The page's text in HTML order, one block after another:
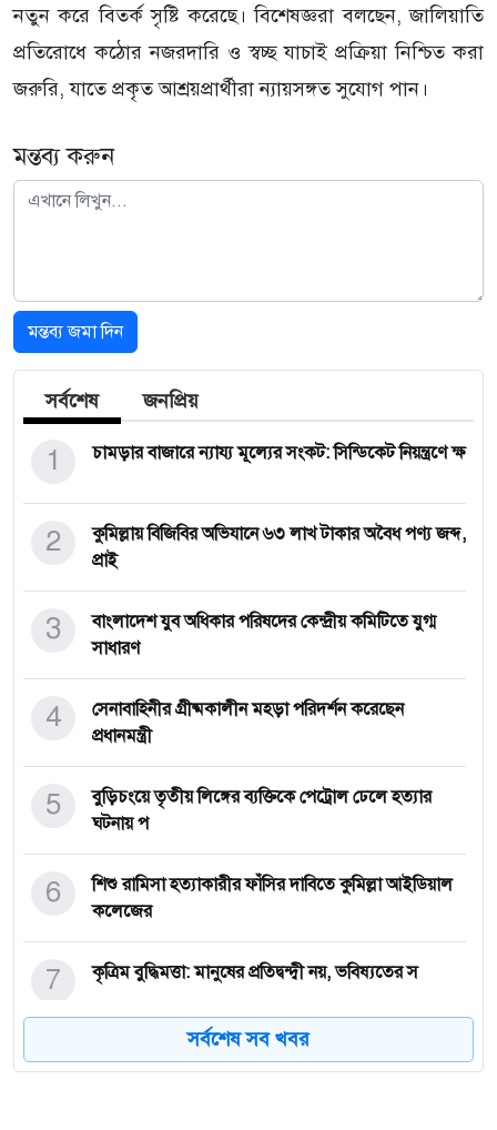
নতুন করে বিতর্ক সৃষ্টি করেছে। বিশেষজ্ঞরা বলছেন, জালিয়াতি
প্রতিরোধে কঠোর নজরদারি ও স্বচ্ছ যাচাই প্রক্রিয়া নিশ্চিত করা
জরুরি, যাতে প্রকৃত আশ্রয়প্রার্থীরা ন্যায়সঙ্গত সুযোগ পান।
মন্তব্য করুন
মন্তব্য জমা দিন
সর্বশেষ জনপ্রিয়
চামড়ার বাজারে ন্যায্য মূল্যের সংকট: সিন্ডিকেট নিয়ন্ত্রণে ক্ষ
1
কুমিল্লায় বিজিবির অভিযানে ৬৩ লাখ টাকার অবৈধ পণ্য জব্দ,
প্রাই
2
বাংলাদেশ যুব অধিকার পরিষদের কেন্দ্রীয় কমিটিতে যুগ্ম
সাধারণ
3
সেনাবাহিনীর গ্রীষ্মকালীন মহড়া পরিদর্শন করেছেন
প্রধানমন্ত্রী
4
বুড়িচংয়ে তৃতীয় লিঙ্গের ব্যক্তিকে পেট্রোল ঢেলে হত্যার
ঘটনায় প
5
শিশু রামিসা হত্যাকারীর ফাঁসির দাবিতে কুমিল্লা আইডিয়াল
কলেজের
6
কৃত্রিম বুদ্ধিমত্তা: মানুষের প্রতিদ্বন্দ্বী নয়, ভবিষ্যতের স
7
আত্ম-উপলব্ধিতেই প্রকাশ পায় বিচক্ষণতায় -শাহজাহান
বাশার
8
সর্বশেষ সব খবর